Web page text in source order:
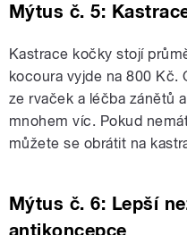
Mýtus č. 5:
Kastrace kočky stojí
kocoura vyjde na 800 Kč.
ze rvaček a léčba zánětů
mnohem víc. Pokud
můžete se obrátit na
Mýtus č. 6: Lepší
antikoncepce